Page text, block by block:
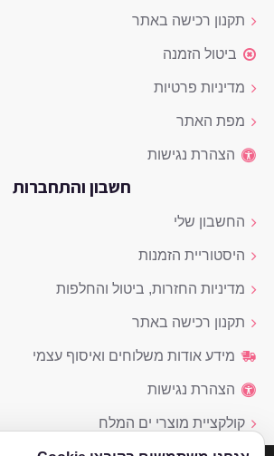
תקנון רכישה באתר
ביטול הזמנה
מדיניות פרטיות
מפת האתר
הצהרת נגישות
חשבון והתחברות
החשבון שלי
היסטוריית הזמנות
מדיניות החזרות, ביטול והחלפות
תקנון רכישה באתר
מידע אודות משלוחים ואיסוף עצמי
הצהרת נגישות
קולקציית מוצרי ים המלח